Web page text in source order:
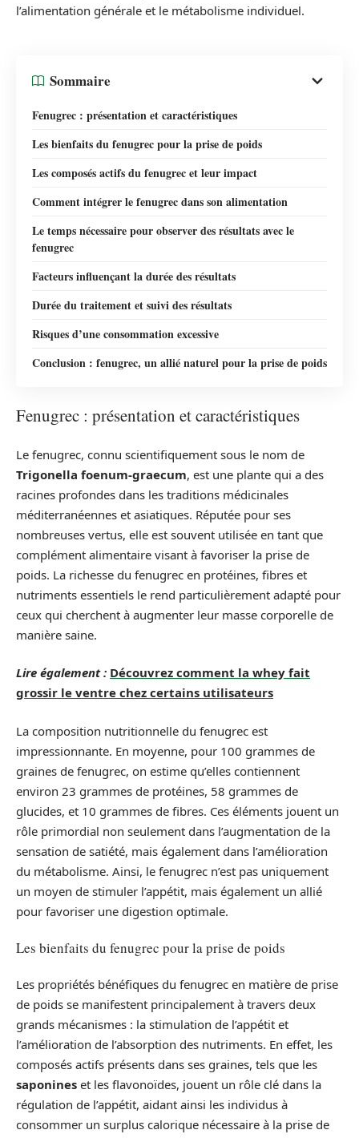
l’alimentation générale et le métabolisme individuel.
Sommaire
Fenugrec : présentation et caractéristiques
Les bienfaits du fenugrec pour la prise de poids
Les composés actifs du fenugrec et leur impact
Comment intégrer le fenugrec dans son alimentation
Le temps nécessaire pour observer des résultats avec le
fenugrec
Facteurs influençant la durée des résultats
Durée du traitement et suivi des résultats
Risques d’une consommation excessive
Conclusion : fenugrec, un allié naturel pour la prise de poids
Fenugrec : présentation et caractéristiques
Le fenugrec, connu scientifiquement sous le nom de
Trigonella foenum-graecum, est une plante qui a des
racines profondes dans les traditions médicinales
méditerranéennes et asiatiques. Réputée pour ses
nombreuses vertus, elle est souvent utilisée en tant que
complément alimentaire visant à favoriser la prise de
poids. La richesse du fenugrec en protéines, fibres et
nutriments essentiels le rend particulièrement adapté pour
ceux qui cherchent à augmenter leur masse corporelle de
manière saine.
Lire également : Découvrez comment la whey fait
grossir le ventre chez certains utilisateurs
La composition nutritionnelle du fenugrec est
impressionnante. En moyenne, pour 100 grammes de
graines de fenugrec, on estime qu’elles contiennent
environ 23 grammes de protéines, 58 grammes de
glucides, et 10 grammes de fibres. Ces éléments jouent un
rôle primordial non seulement dans l’augmentation de la
sensation de satiété, mais également dans l’amélioration
du métabolisme. Ainsi, le fenugrec n’est pas uniquement
un moyen de stimuler l’appétit, mais également un allié
pour favoriser une digestion optimale.
Les bienfaits du fenugrec pour la prise de poids
Les propriétés bénéfiques du fenugrec en matière de prise
de poids se manifestent principalement à travers deux
grands mécanismes : la stimulation de l’appétit et
l’amélioration de l’absorption des nutriments. En effet, les
composés actifs présents dans ses graines, tels que les
saponines et les flavonoïdes, jouent un rôle clé dans la
régulation de l’appétit, aidant ainsi les individus à
consommer un surplus calorique nécessaire à la prise de